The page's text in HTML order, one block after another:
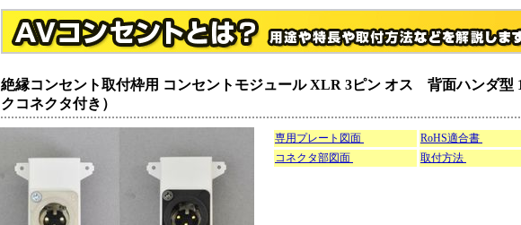
絶縁コンセント取付枠用 コンセントモジュール XLR 3ピン オス 背面ハンダ型
クコネクタ付き）
専用プレート図面
RoHS適合書
コネクタ部図面
取付方法